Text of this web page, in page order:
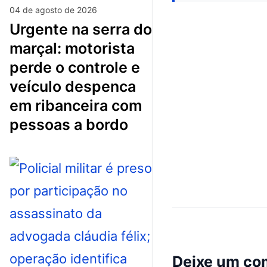
04 de agosto de 2026
urgente na serra do
marçal: motorista
perde o controle e
veículo despenca
em ribanceira com
pessoas a bordo
Deixe um